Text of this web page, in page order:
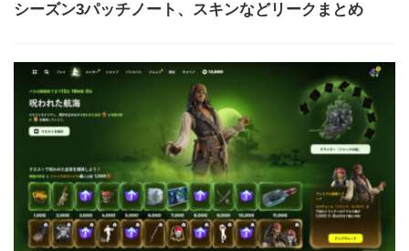
シーズン3パッチノート、スキンなどリークまとめ